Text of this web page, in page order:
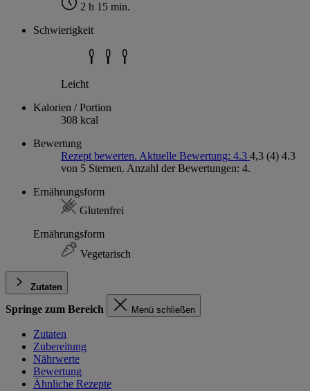
2 h 15 min.
Schwierigkeit
Leicht
Kalorien / Portion
308 kcal
Bewertung
Rezept bewerten. Aktuelle Bewertung: 4.3 4,3 (4) 4.3
von 5 Sternen. Anzahl der Bewertungen: 4.
Ernährungsform
Glutenfrei
Ernährungsform
Vegetarisch
Zutaten
Springe zum Bereich Menü schließen
Zutaten
Zubereitung
Nährwerte
Bewertung
Ähnliche Rezepte